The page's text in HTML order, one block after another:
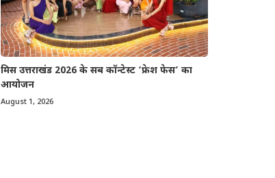
मिस उत्तराखंड 2026 के सब कॉन्टेस्ट ‘फ्रेश फेस’ का
आयोजन
August 1, 2026